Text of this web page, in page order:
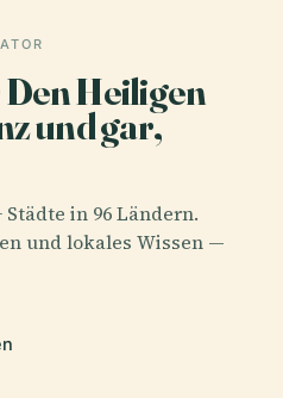
Heiligen
und gar,
in 96 Ländern.
und lokales Wissen —